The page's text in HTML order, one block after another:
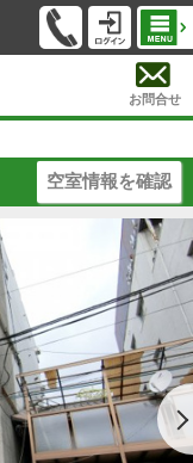
お問合せ
空室情報を確認